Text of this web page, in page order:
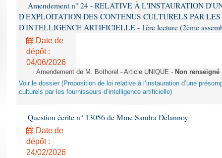
Amendement n° 24 - RELATIVE À L'INSTAURATION
D'EXPLOITATION DES CONTENUS CULTURELS PAR LES
D'INTELLIGENCE ARTIFICIELLE - 1ère lecture (2ème
Date de
dépôt :
04/06/2026
Amendement de M. Bothorel - Article UNIQUE - Non renseigné
Voir le dossier (Proposition de loi relative à l’instauration d’une
culturels par les fournisseurs d’intelligence artificielle)
Question écrite n° 13056 de Mme Sandra Delannoy
Date de
dépôt :
24/02/2026